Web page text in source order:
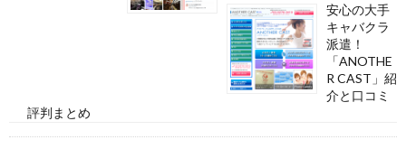
安心の大手
キャバクラ
派遣！
「ANOTHE
R CAST」紹
介と口コミ
評判まとめ